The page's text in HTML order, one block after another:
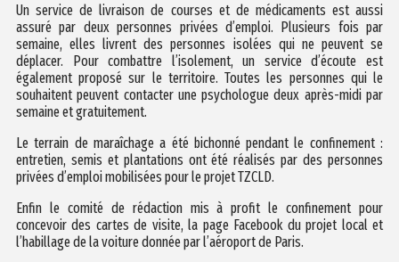
Un service de livraison de courses et de médicaments est aussi
assuré par deux personnes privées d’emploi. Plusieurs fois par
semaine, elles livrent des personnes isolées qui ne peuvent se
déplacer. Pour combattre l’isolement, un service d’écoute est
également proposé sur le territoire. Toutes les personnes qui le
souhaitent peuvent contacter une psychologue deux après-midi par
semaine et gratuitement.
Le terrain de maraîchage a été bichonné pendant le confinement :
entretien, semis et plantations ont été réalisés par des personnes
privées d’emploi mobilisées pour le projet TZCLD.
Enfin le comité de rédaction mis à profit le confinement pour
concevoir des cartes de visite, la page Facebook du projet local et
l’habillage de la voiture donnée par l’aéroport de Paris.